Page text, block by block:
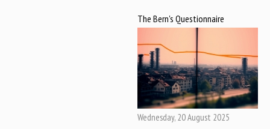
The Bern's Questionnaire
Wednesday, 20 August 2025